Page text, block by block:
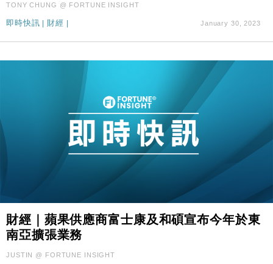
TONY CHUNG @ FORTUNE INSIGHT
即時快訊 | 財經 | January 30, 2023
財經｜蘋果供應商富士康及和碩宣布今年於東
南亞擴張業務
JUSTIN @ FORTUNE INSIGHT